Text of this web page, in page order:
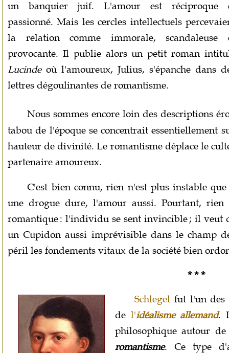
un banquier juif. L'amour est réciproque
passionné. Mais les cercles intellectuels
la relation comme immorale, scandaleuse
provocante. Il publie alors un petit roman
Lucindeoù l'amoureux, Julius, s'épanche dans
lettres dégoulinantes de romantisme.
Nous sommes encore loin des descriptions
tabou de l'époque se concentrait essentiellement
hauteur de divinité. Le romantisme déplace le
partenaire amoureux.
C'est bien connu, rien n'est plus instable
une drogue dure, l'amour aussi. Pourtant,
romantique : l'individu se sent invincible ; il veut
un Cupidon aussi imprévisible dans le champ
péril les fondements vitaux de la société bien
* * *
Schlegel fut l'un des
de l'idéalisme allemand.
philosophique autour
romantisme. Ce type